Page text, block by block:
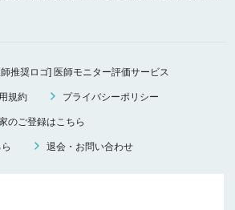
推奨ロゴ] 医師モニター評価サービス
規約 プライバシーポリシー
のご登録はこちら
退会・お問い合わせ